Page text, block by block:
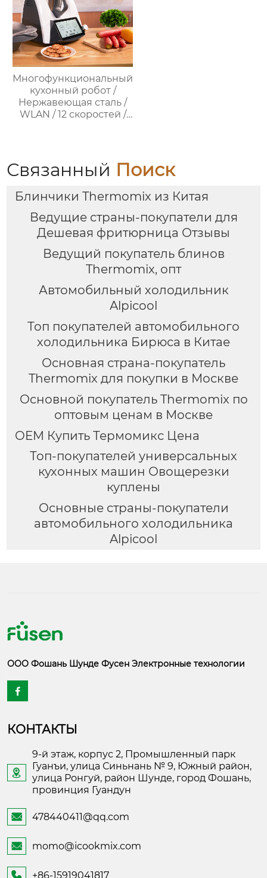
Многофункциональный
кухонный робот /
Нержавеющая сталь /
WLAN / 12 скоростей /
рецепты / Миксер
Связанный Поиск
Блинчики Thermomix из Китая
Ведущие страны-покупатели для
Дешевая фритюрница Отзывы
Ведущий покупатель блинов
Thermomix, опт
Автомобильный холодильник
Alpicool
Топ покупателей автомобильного
холодильника Бирюса в Китае
Основная страна-покупатель
Thermomix для покупки в Москве
Основной покупатель Thermomix по
оптовым ценам в Москве
OEM Купить Термомикс Цена
Топ-покупателей универсальных
кухонных машин Овощерезки
куплены
Основные страны-покупатели
автомобильного холодильника
Alpicool
ООО Фошань Шунде Фусен Электронные технологии

КОНТАКТЫ

9-й этаж, корпус 2, Промышленный парк
Гуанъи, улица Синьнань № 9, Южный район,
улица Ронгуй, район Шунде, город Фошань,
провинция Гуандун
 478440411@qq.com
 momo@icookmix.com
 +86-15919041817